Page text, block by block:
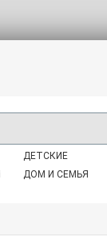
ДЕТСКИЕ
ДОМ И СЕМЬЯ